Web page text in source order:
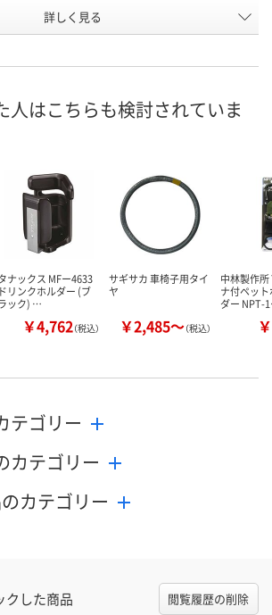
E600156 E600160
8月20日（木）まで
カゴへ カ
詳しく見る
人はこちらも検討されていま
ナックス MFー4633
ドリンクホルダー (ブ
ック) …
￥4,762（税込）
サギサカ 車椅子用タイ
ヤ
￥2,485～（税込）
中林製作所
ナ付ペッ
ダー NPT-
テゴリー
カテゴリー
カテゴリー
クした商品 閲覧履歴の削除